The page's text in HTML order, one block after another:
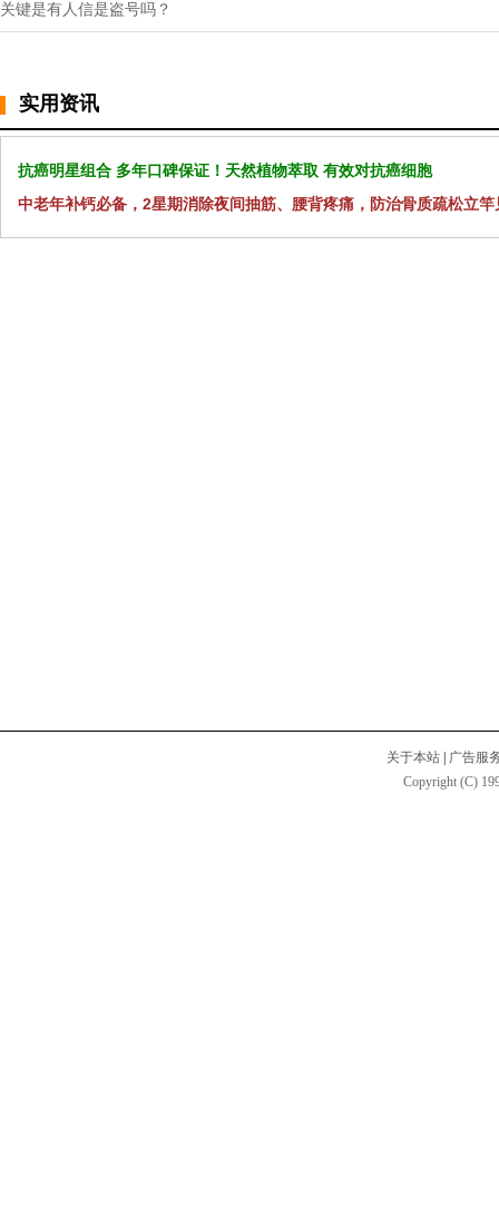
关键是有人信是盗号吗？
实用资讯
抗癌明星组合 多年口碑保证！天然植物萃取 有效对抗癌细胞
中老年补钙必备，2星期消除夜间抽筋、腰背疼痛，防治骨质疏松立竿
关于本站
广告服
Copyright (C)